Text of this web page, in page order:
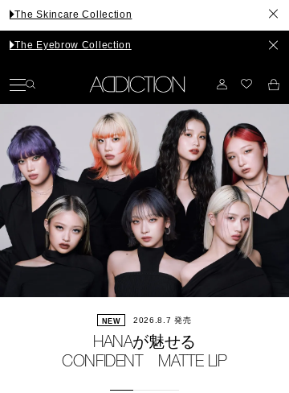
Skincare Collection
Eyebrow Collection
NEW 2026.8.7 発売
HANAが魅せる
CONFIDENT MATTE LIP
NEW 2026.7.3 発売
The Eyebrow Collection
“MICRO BROW”
NEW 2026.6.5 発売
Summer Base Make-up
Collection